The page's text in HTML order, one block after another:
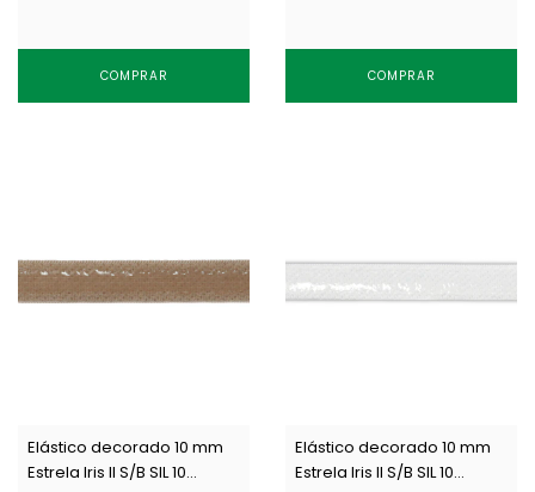
COMPRAR COMPRAR
Elástico decorado 10 mm
Estrela Iris II S/B SIL 10
Elástico decorado 10 mm
Estrela Iris II S/B SIL 10